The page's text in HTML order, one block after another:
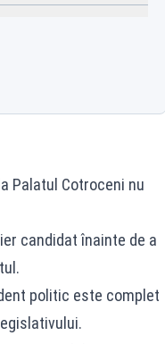
Palatul Cotroceni nu
candidat înainte de a
politic este complet